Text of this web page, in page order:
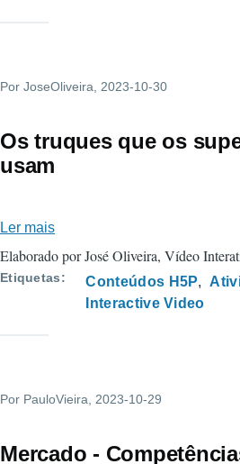
Por JoseOliveira, 2023-10-30
Os truques que os
usam
Ler mais
Os
truques
Elaborado por José Oliveira, Vídeo
Etiquetas Conteúdos H5P
Interactive Video
Por PauloVieira , 2023-10-29
Mercado -